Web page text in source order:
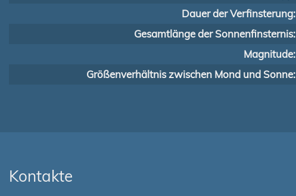
Dauer der Verfinsterung:
Gesamtlänge der Sonnenfinsternis:
Magnitude:
Größenverhältnis zwischen Mond und Sonne:
Kontakte